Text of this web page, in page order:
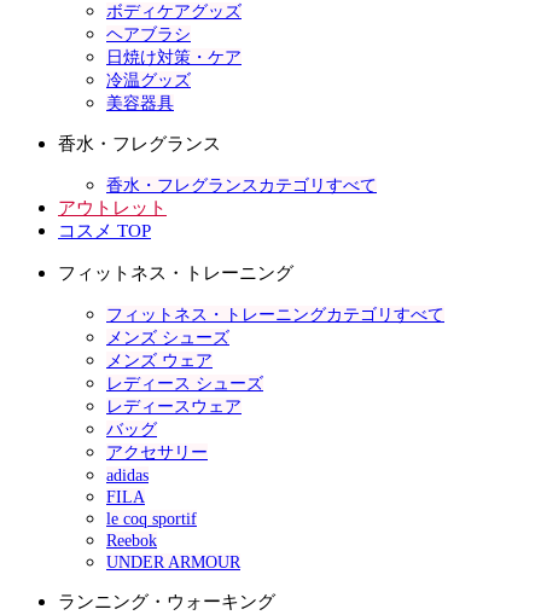
ボディケアグッズ
ヘアブラシ
日焼け対策・ケア
冷温グッズ
美容器具
香水・フレグランス
香水・フレグランスカテゴリすべて
アウトレット
コスメ TOP
フィットネス・トレーニング
フィットネス・トレーニングカテゴリすべて
メンズ シューズ
メンズ ウェア
レディース シューズ
レディースウェア
バッグ
アクセサリー
adidas
FILA
le coq sportif
Reebok
UNDER ARMOUR
ランニング・ウォーキング